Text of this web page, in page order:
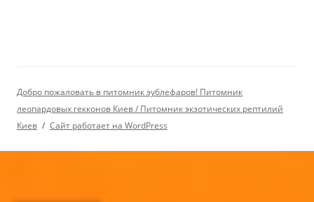
Добро пожаловать в питомник эублефаров! Питомник
леопардовых гекконов Киев / Питомник экзотических рептилий
Киев
Сайт работает на WordPress